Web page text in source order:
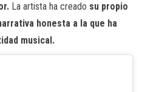
La artista ha creado su propio
honesta a la que ha
musical.